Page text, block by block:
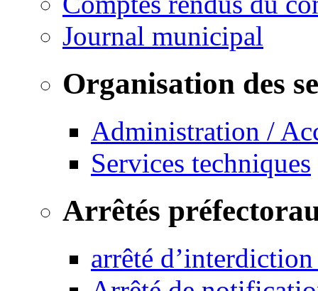
Journal municipal
Organisation des
Administration /
Services techniques
Arrêtés
arrêté